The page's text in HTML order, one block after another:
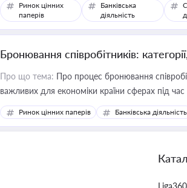
Ринок цінних
паперів
Банківська
діяльність
Бронювання співробітників:
Про що тема: Про процес бронювання
важливих для економіки країни сферах під час
Ринок цінних паперів Банківська діяльність